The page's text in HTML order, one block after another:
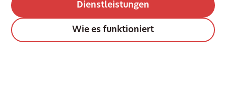
Dienstleistungen
Wie es funktioniert